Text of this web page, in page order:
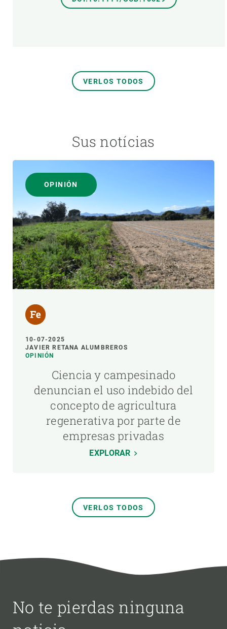
VERLOS TODOS
Sus notícias
OPINIÓN
10-07-2025
JAVIER RETANA ALUMBREROS
OPINIÓN
Ciencia y campesinado
denuncian el uso indebido del
concepto de agricultura
regenerativa por parte de
empresas privadas
EXPLORAR
VERLOS TODOS
No te pierdas ninguna